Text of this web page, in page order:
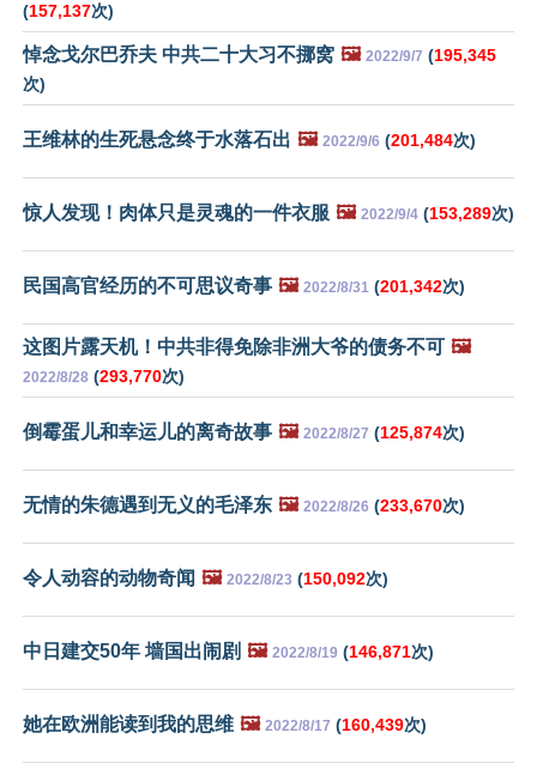
(157,137次)
悼念戈尔巴乔夫 中共二十大习不挪窝 🖼️ 2022/9/7 (195,345
次)
王维林的生死悬念终于水落石出 🖼️ 2022/9/6 (201,484次)
惊人发现！肉体只是灵魂的一件衣服 🖼️ 2022/9/4 (153,289次)
民国高官经历的不可思议奇事 🖼️ 2022/8/31 (201,342次)
这图片露天机！中共非得免除非洲大爷的债务不可 🖼️
2022/8/28 (293,770次)
倒霉蛋儿和幸运儿的离奇故事 🖼️ 2022/8/27 (125,874次)
无情的朱德遇到无义的毛泽东 🖼️ 2022/8/26 (233,670次)
令人动容的动物奇闻 🖼️ 2022/8/23 (150,092次)
中日建交50年 墙国出闹剧 🖼️ 2022/8/19 (146,871次)
她在欧洲能读到我的思维 🖼️ 2022/8/17 (160,439次)